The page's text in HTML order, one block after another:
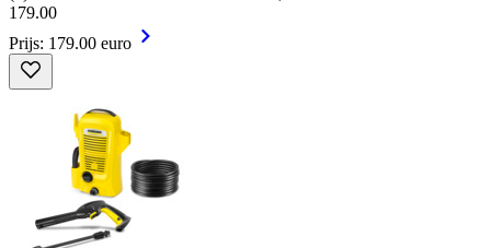
179.00
Prijs: 179.00 euro